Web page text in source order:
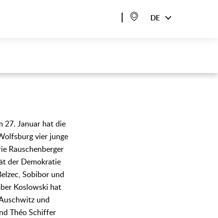
DE
27. Januar hat die
vier junge
Rauschenberger
der Demokratie
Sobibor und
Koslowski hat
und
Théo Schiffer